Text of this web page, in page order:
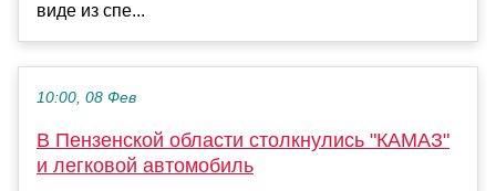
виде из спе...
10:00, 08 Фев
В Пензенской области столкнулись "КАМАЗ"
и легковой автомобиль